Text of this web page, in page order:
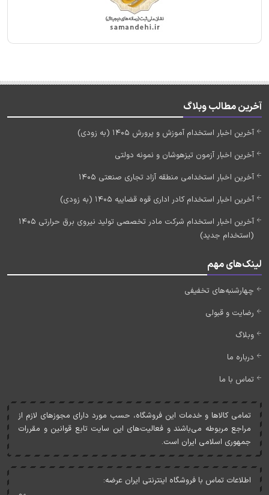
آخرین مطالب وبلاگ
آخرین اخبار استخدام آموزش و پرورش 1405 (به زودی)
آخرین اخبار آزمون تیزهوشان و نمونه دولتی
آخرین اخبار استخدامی منطقه آزاد تجاری صنعتی 1405
آخرین اخبار استخدام کادر اداری قوه قضاییه 1405 (به زودی)
آخرین اخبار استخدام شرکت مادر تخصصی تولید نیروی برق حرارتی 1405
(استخدام جدید)
لینک‌های مهم
چهارشنبه‌های تخفیفی
رضایت و قبولی
وبلاگ
درباره ما
تماس با ما
تمامی کالاها و خدمات اين فروشگاه، حسب مورد دارای مجوزهای لازم از
مراجع مربوطه می‌باشند و فعاليت‌های اين سايت تابع قوانين و مقررات
جمهوری اسلامی ايران است.
اطلاعات تماس با فروشگاه اینترنتی ایران عرضه: